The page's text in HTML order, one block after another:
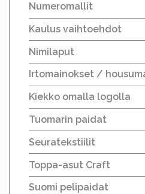
Numeromallit
Kaulus vaihtoehdot
Nimilaput
Irtomainokset /
Kiekko omalla logolla
Tuomarin paidat
Seuratekstiilit
Toppa-asut Craft
Suomi pelipaidat